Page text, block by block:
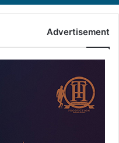
Advertisement